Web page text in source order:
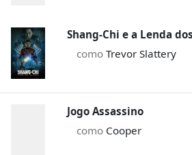
Shang-Chi e a Lenda
como Trevor Slattery
Jogo Assassino
como Cooper